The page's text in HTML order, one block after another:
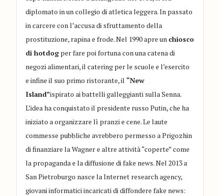
diplomato in un collegio di atletica leggera. In passato
in carcere con l’accusa di sfruttamento della
prostituzione, rapina e frode. Nel 1990 apre un chiosco
di hotdog per fare poi fortuna con una catena di
negozi alimentari, il catering per le scuole e l’esercito
e infine il suo primo ristorante, il “New
Island”ispirato ai battelli galleggianti sulla Senna.
L’idea ha conquistato il presidente russo Putin, che ha
iniziato a organizzare lì pranzi e cene. Le laute
commesse pubbliche avrebbero permesso a Prigozhin
di finanziare la Wagner e altre attività “coperte” come
la propaganda e la diffusione di fake news. Nel 2013 a
San Pietroburgo nasce la Internet research agency,
giovani informatici incaricati di diffondere fake news: